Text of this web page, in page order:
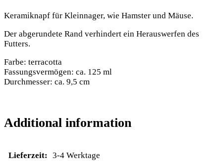
Keramiknapf für Kleinnager, wie Hamster und Mäuse.
Der abgerundete Rand verhindert ein Herauswerfen des
Futters.
Farbe: terracotta
Fassungsvermögen: ca. 125 ml
Durchmesser: ca. 9,5 cm
Additional information
Lieferzeit: 3-4 Werktage